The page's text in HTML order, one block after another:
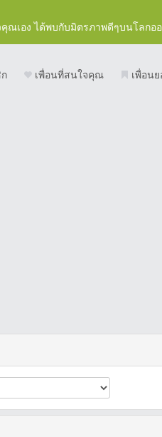
ณเอง ได้พบกับมิตรภาพดีๆบนโลกอ
เพื่อนที่สนใจคุณ เพื่อน